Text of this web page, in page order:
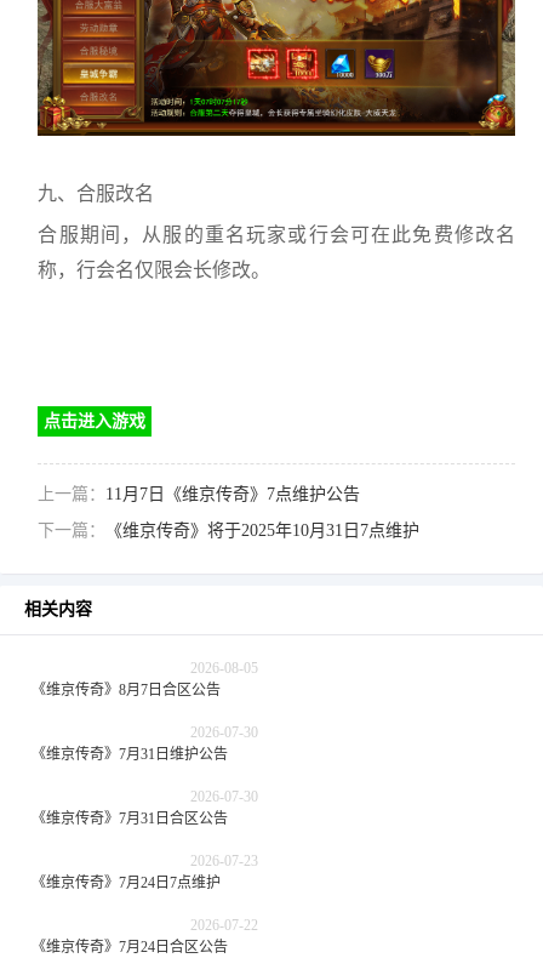
九、合服改名
合服期间，从服的重名玩家或行会可在此免费修改名
称，行会名仅限会长修改。
点击进入游戏
上一篇： 11月7日《维京传奇》7点维护公告
下一篇：
《维京传奇》将于2025年10月31日7点维护
相关内容
2026-08-05
《维京传奇》8月7日合区公告
2026-07-30
《维京传奇》7月31日维护公告
2026-07-30
《维京传奇》7月31日合区公告
2026-07-23
《维京传奇》7月24日7点维护
2026-07-22
《维京传奇》7月24日合区公告